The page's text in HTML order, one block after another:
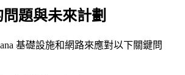
題與未來計劃
基礎設施和網路來應對以下關鍵問